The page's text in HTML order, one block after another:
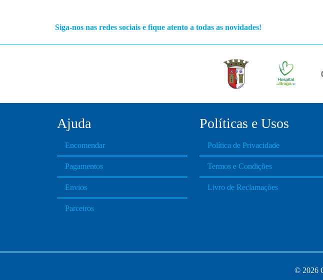
Siga-nos nas redes sociais e fique atento a todas as novidades!
Ajuda
Encomendar
Pagamentos
Envios
Parceiros
Políticas e Usos
Política de Privacidade
Termos e Condições
Livro de Reclamações
© 2026